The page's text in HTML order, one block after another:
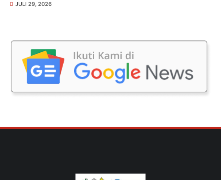
JULI 29, 2026